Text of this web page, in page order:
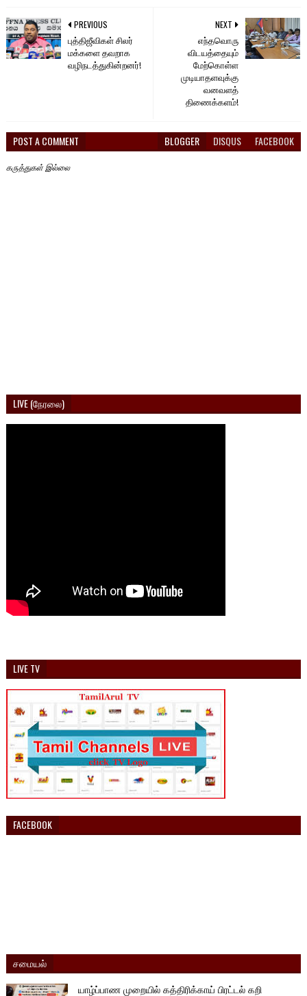
NEXT
எந்தவொரு
விடயத்தையும்
மேற்கொள்ள
முடியாதளவுக்கு
வனவளத்
திணைக்களம்!
PREVIOUS
புத்திஜீவிகள் சிலர்
மக்களை தவறாக
வழிநடத்துகின்றனர்!
POST A COMMENT BLOGGER DISQUS FACEBOOK
கருத்துகள் இல்லை
LIVE (நேரலை)
LIVE TV
FACEBOOK
சமையல்
யாழ்ப்பாண முறையில் கத்திரிக்காய் பிரட்டல் கறி